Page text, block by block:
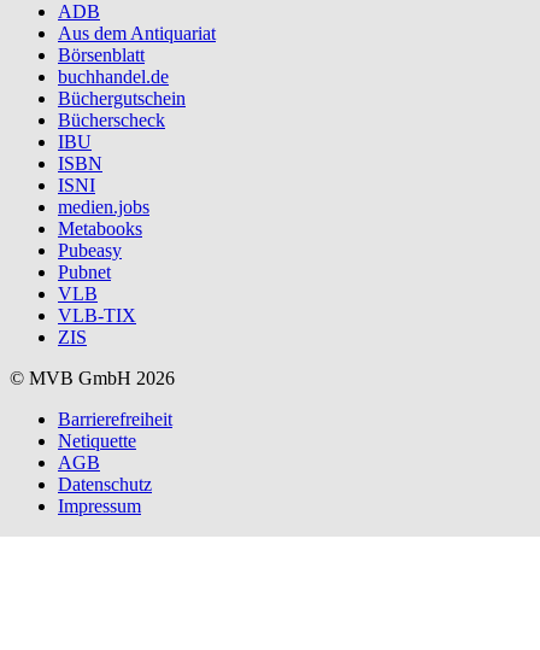
ADB
Aus dem Antiquariat
Börsenblatt
buchhandel.de
Büchergutschein
Bücherscheck
IBU
ISBN
ISNI
medien.jobs
Metabooks
Pubeasy
Pubnet
VLB
VLB-TIX
ZIS
© MVB GmbH 2026
Barrierefreiheit
Netiquette
AGB
Datenschutz
Impressum